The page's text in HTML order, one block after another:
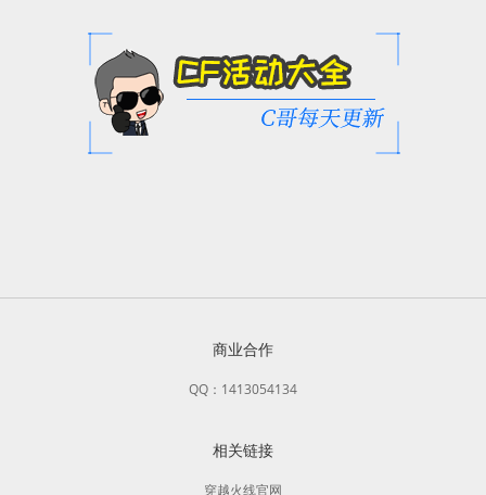
商业合作
QQ：1413054134
相关链接
穿越火线官网